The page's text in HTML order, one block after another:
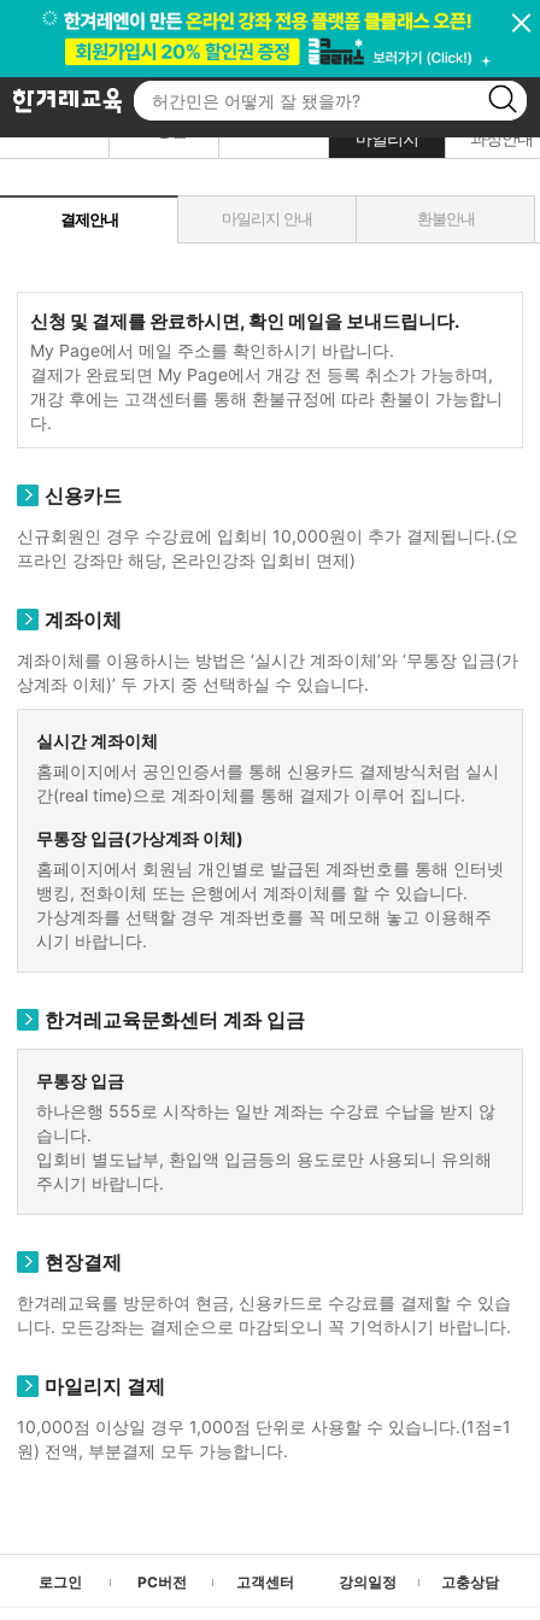
<<<<<<< payment_info.jsp ======= >>>>>>> 1.4
고객센터
/
결제/환불
마일리지
국비지원
과정안내
결제안내 마일리지 안내 환불안내
신청 및 결제를 완료하시면, 확인 메일을 보내드립니다.
My Page에서 메일 주소를 확인하시기 바랍니다.
결제가 완료되면 My Page에서 개강 전 등록 취소가 가능하며,
개강 후에는 고객센터를 통해 환불규정에 따라 환불이 가능합니
다.
신용카드
신규회원인 경우 수강료에 입회비 10,000원이 추가 결제됩니다.(오
프라인 강좌만 해당, 온라인강좌 입회비 면제)
계좌이체
계좌이체를 이용하시는 방법은 ‘실시간 계좌이체’와 ‘무통장 입금(가
상계좌 이체)’ 두 가지 중 선택하실 수 있습니다.
실시간 계좌이체
홈페이지에서 공인인증서를 통해 신용카드 결제방식처럼 실시
간(real time)으로 계좌이체를 통해 결제가 이루어 집니다.
무통장 입금(가상계좌 이체)
홈페이지에서 회원님 개인별로 발급된 계좌번호를 통해 인터넷
뱅킹, 전화이체 또는 은행에서 계좌이체를 할 수 있습니다.
가상계좌를 선택할 경우 계좌번호를 꼭 메모해 놓고 이용해주
시기 바랍니다.
한겨레교육문화센터 계좌 입금
무통장 입금
하나은행 555로 시작하는 일반 계좌는 수강료 수납을 받지 않
습니다.
입회비 별도납부, 환입액 입금등의 용도로만 사용되니 유의해
주시기 바랍니다.
현장결제
한겨레교육를 방문하여 현금, 신용카드로 수강료를 결제할 수 있습
니다. 모든강좌는 결제순으로 마감되오니 꼭 기억하시기 바랍니다.
마일리지 결제
10,000점 이상일 경우 1,000점 단위로 사용할 수 있습니다.(1점=1
원) 전액, 부분결제 모두 가능합니다.
로그인 PC버전 고객센터 강의일정 고충상담